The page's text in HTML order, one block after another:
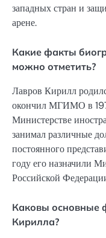
западных стран и
арене.
Какие факты
можно отметить?
Лавров Кирилл
окончил МГИМО в
Министерстве
занимал различные
постоянного
году его назначили
Российской
Каковы основные
Кирилла?